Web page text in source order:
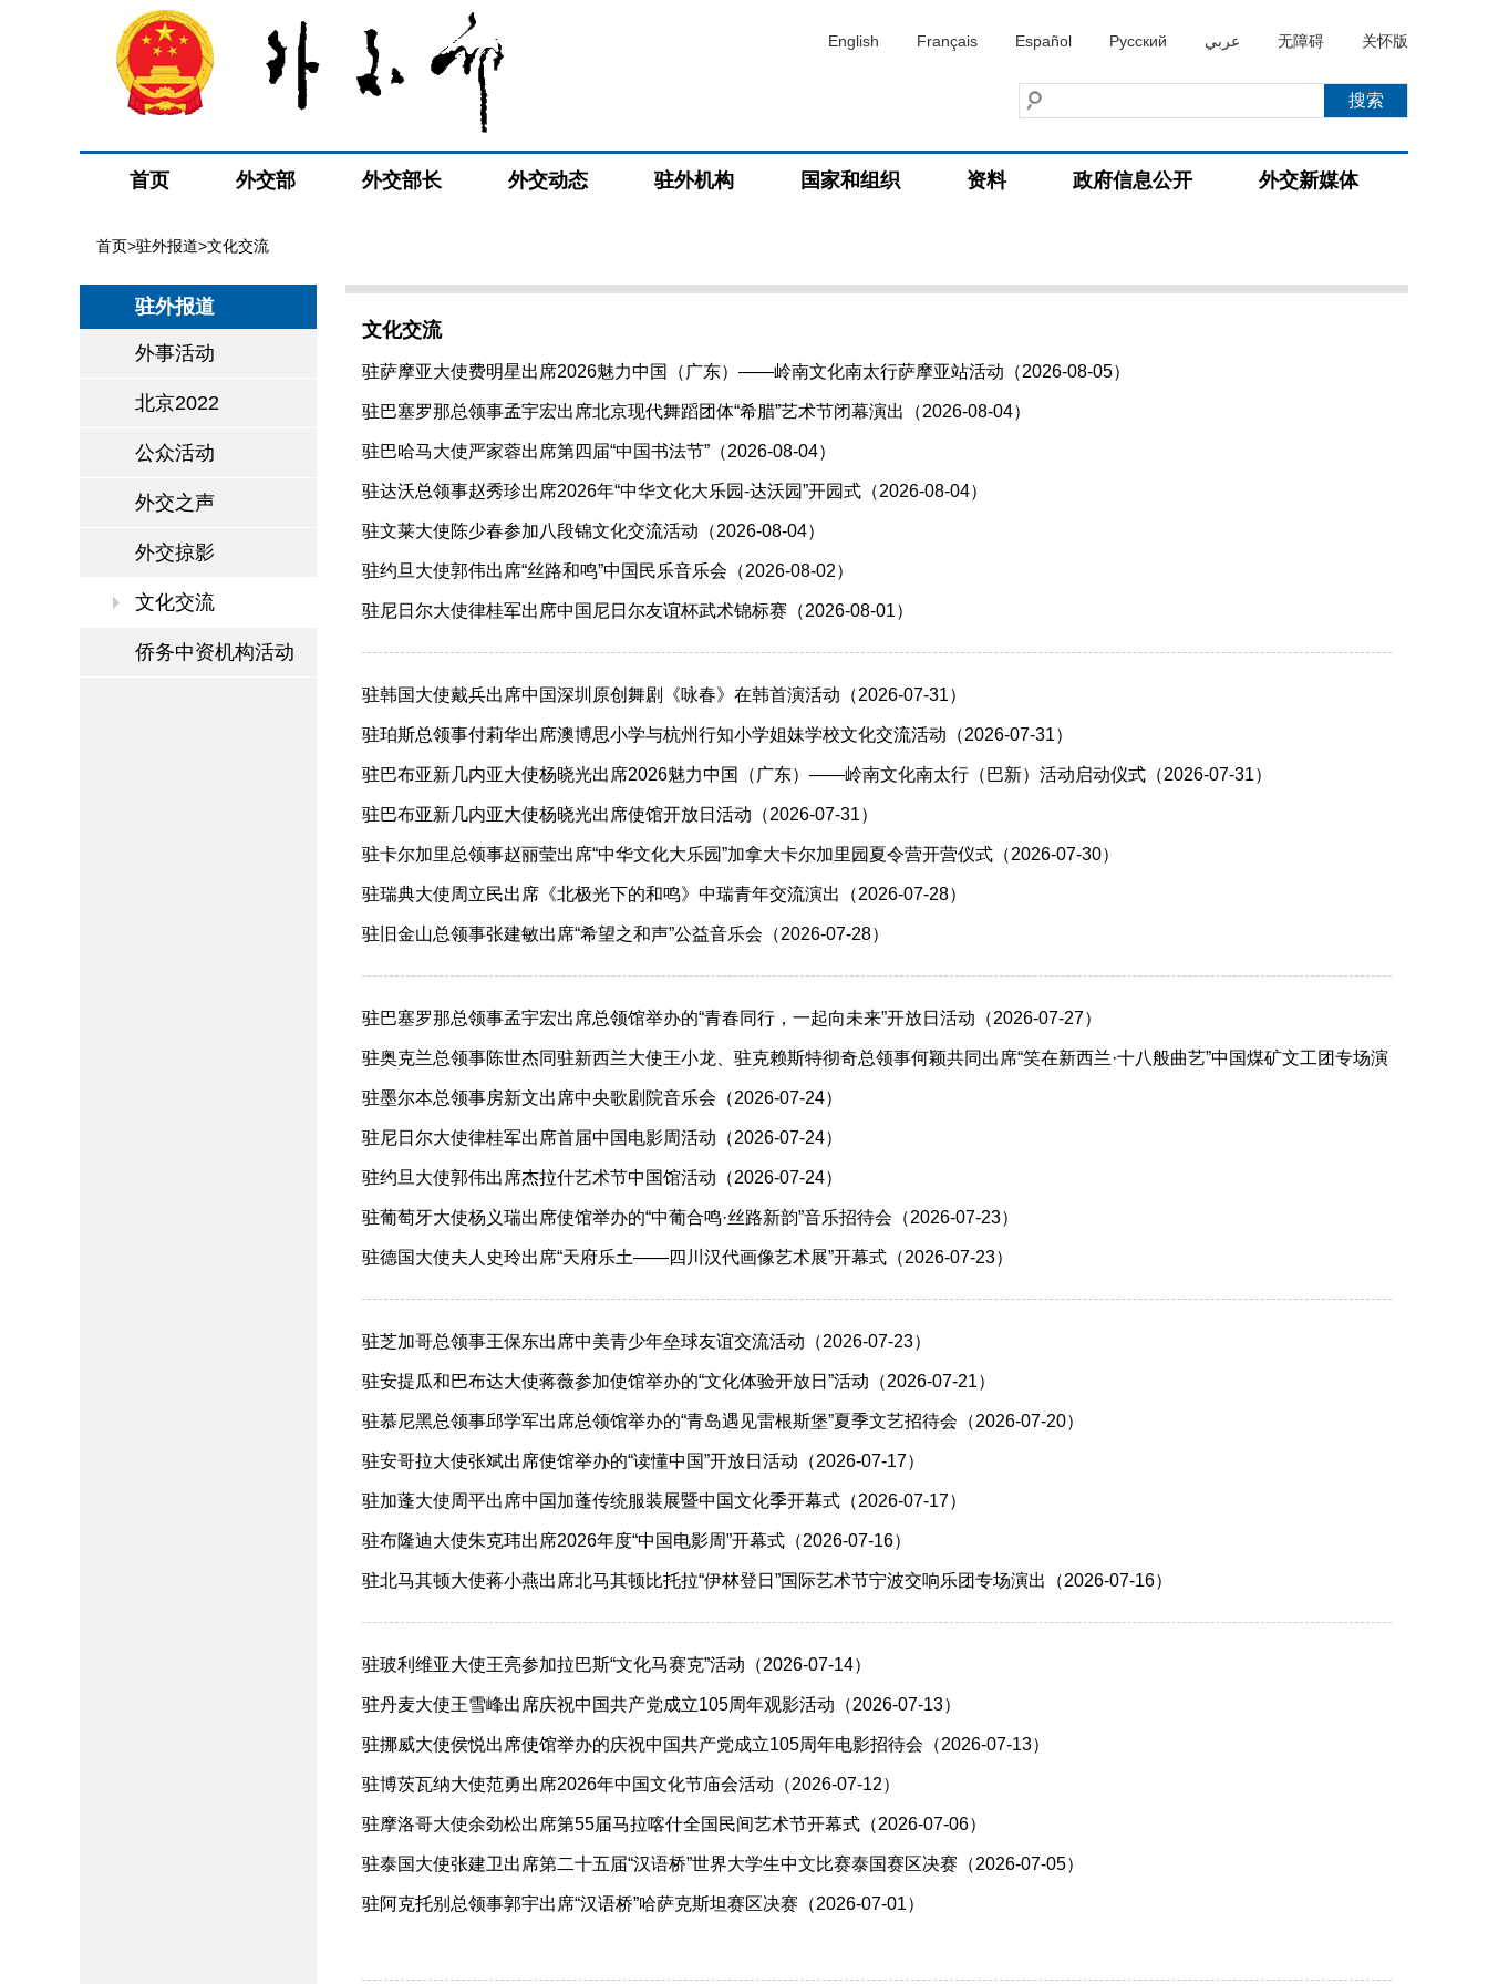
English Français Español Русский عربي 无障碍 关怀版
首页 外交部 外交部长 外交动态 驻外机构 国家和组织 资料 政府信息公开 外交新媒体
首页>驻外报道>文化交流
驻外报道
外事活动
北京2022
公众活动
外交之声
外交掠影
文化交流
侨务中资机构活动
文化交流
驻萨摩亚大使费明星出席2026魅力中国（广东）——岭南文化南太行萨摩亚站活动（2026-08-05）
驻巴塞罗那总领事孟宇宏出席北京现代舞蹈团体“希腊”艺术节闭幕演出（2026-08-04）
驻巴哈马大使严家蓉出席第四届“中国书法节”（2026-08-04）
驻达沃总领事赵秀珍出席2026年“中华文化大乐园-达沃园”开园式（2026-08-04）
驻文莱大使陈少春参加八段锦文化交流活动（2026-08-04）
驻约旦大使郭伟出席“丝路和鸣”中国民乐音乐会（2026-08-02）
驻尼日尔大使律桂军出席中国尼日尔友谊杯武术锦标赛（2026-08-01）
驻韩国大使戴兵出席中国深圳原创舞剧《咏春》在韩首演活动（2026-07-31）
驻珀斯总领事付莉华出席澳博思小学与杭州行知小学姐妹学校文化交流活动（2026-07-31）
驻巴布亚新几内亚大使杨晓光出席2026魅力中国（广东）——岭南文化南太行（巴新）活动启动仪式（2026-07-31）
驻巴布亚新几内亚大使杨晓光出席使馆开放日活动（2026-07-31）
驻卡尔加里总领事​赵丽莹出席“中华文化大乐园”加拿大卡尔加里园夏令营开营仪式（2026-07-30）
驻瑞典大使周立民出席《北极光下的和鸣》中瑞青年交流演出（2026-07-28）
驻旧金山总领事张建敏出席“希望之和声”公益音乐会（2026-07-28）
驻巴塞罗那总领事孟宇宏出席总领馆举办的“青春同行，一起向未来”开放日活动（2026-07-27）
驻奥克兰总领事陈世杰同驻新西兰大使王小龙、驻克赖斯特彻奇总领事何颖共同出席“笑在新西兰·十八般曲艺”中国煤矿文工团专场演
出（2026-07-27）
驻墨尔本总领事房新文出席中央歌剧院音乐会（2026-07-24）
驻尼日尔大使律桂军出席首届中国电影周活动（2026-07-24）
驻约旦大使郭伟出席杰拉什艺术节中国馆活动（2026-07-24）
驻葡萄牙大使杨义瑞出席使馆举办的“中葡合鸣·丝路新韵”音乐招待会（2026-07-23）
驻德国大使夫人史玲出席“天府乐土——四川汉代画像艺术展”开幕式（2026-07-23）
驻芝加哥总领事王保东出席中美青少年垒球友谊交流活动（2026-07-23）
驻安提瓜和巴布达大使蒋薇参加使馆举办的“文化体验开放日”活动（2026-07-21）
驻慕尼黑总领事邱学军​出席总领馆举办的“青岛遇见雷根斯堡”夏季文艺招待会（2026-07-20）
驻安哥拉大使张斌出席使馆举办的“读懂中国”开放日活动（2026-07-17）
驻加蓬大使周平出席中国加蓬传统服装展暨中国文化季开幕式（2026-07-17）
驻布隆迪大使朱克玮出席2026年度“中国电影周”开幕式（2026-07-16）
驻北马其顿大使蒋小燕出席北马其顿比托拉“伊林登日”国际艺术节宁波交响乐团专场演出（2026-07-16）
驻玻利维亚大使王亮参加拉巴斯“文化马赛克”活动（2026-07-14）
驻丹麦大使王雪峰出席庆祝中国共产党成立105周年观影活动（2026-07-13）
驻挪威大使​侯悦出席使馆举办的庆祝中国共产党成立105周年电影招待会（2026-07-13）
驻博茨瓦纳大使范勇出席2026年中国文化节庙会活动（2026-07-12）
驻摩洛哥大使余劲松出席第55届马拉喀什全国民间艺术节开幕式（2026-07-06）
驻泰国大使张建卫出席第二十五届“汉语桥”世界大学生中文比赛泰国赛区决赛（2026-07-05）
驻阿克托别总领事郭宇出席“汉语桥”哈萨克斯坦赛区决赛（2026-07-01）